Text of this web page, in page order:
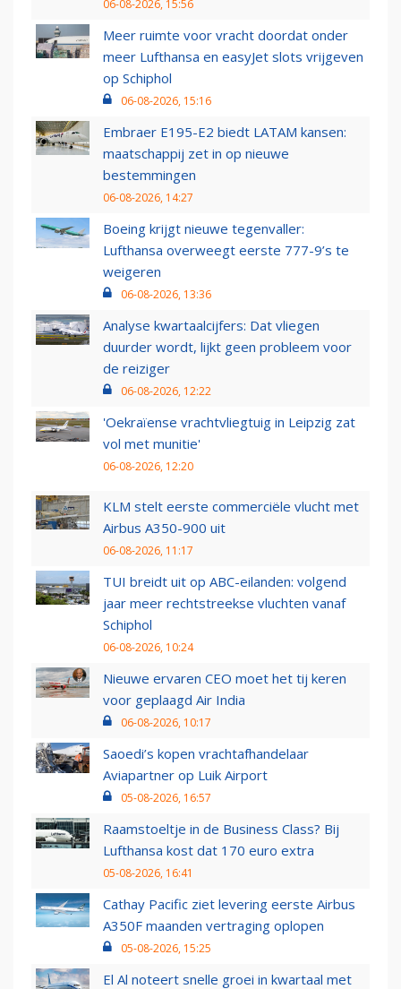
06-08-2026, 15:56
Meer ruimte voor vracht doordat onder
meer Lufthansa en easyJet slots vrijgeven
op Schiphol
06-08-2026, 15:16
Embraer E195-E2 biedt LATAM kansen:
maatschappij zet in op nieuwe
bestemmingen
06-08-2026, 14:27
Boeing krijgt nieuwe tegenvaller:
Lufthansa overweegt eerste 777-9’s te
weigeren
06-08-2026, 13:36
Analyse kwartaalcijfers: Dat vliegen
duurder wordt, lijkt geen probleem voor
de reiziger
06-08-2026, 12:22
'Oekraïense vrachtvliegtuig in Leipzig zat
vol met munitie'
06-08-2026, 12:20
KLM stelt eerste commerciële vlucht met
Airbus A350-900 uit
06-08-2026, 11:17
TUI breidt uit op ABC-eilanden: volgend
jaar meer rechtstreekse vluchten vanaf
Schiphol
06-08-2026, 10:24
Nieuwe ervaren CEO moet het tij keren
voor geplaagd Air India
06-08-2026, 10:17
Saoedi’s kopen vrachtafhandelaar
Aviapartner op Luik Airport
05-08-2026, 16:57
Raamstoeltje in de Business Class? Bij
Lufthansa kost dat 170 euro extra
05-08-2026, 16:41
Cathay Pacific ziet levering eerste Airbus
A350F maanden vertraging oplopen
05-08-2026, 15:25
El Al noteert snelle groei in kwartaal met